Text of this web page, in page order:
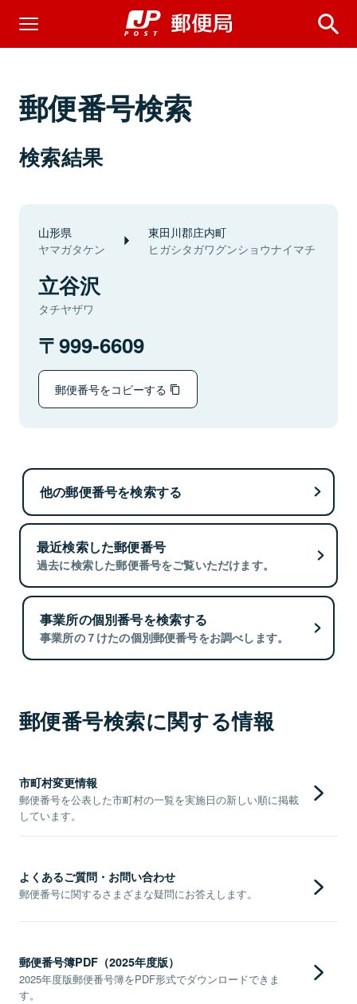
郵便番号検索
検索結果
山形県
ヤマガタケン
東田川郡庄内町
ヒガシタガワグンショウナイマチ
立谷沢
タチヤザワ
999-6609
郵便番号をコピーする
他の郵便番号を検索する
最近検索した郵便番号
過去に検索した郵便番号をご覧いただけます。
事業所の個別番号を検索する
事業所の７けたの個別郵便番号をお調べします。
郵便番号検索に関する情報
市町村変更情報
郵便番号を公表した市町村の一覧を実施日の新しい順に掲載
しています。
よくあるご質問・お問い合わせ
郵便番号に関するさまざまな疑問にお答えします。
郵便番号簿PDF（2025年度版）
2025年度版郵便番号簿をPDF形式でダウンロードできま
す。